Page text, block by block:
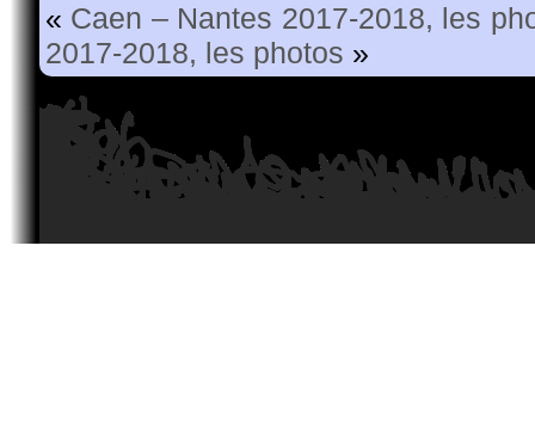
« Caen – Nantes 2017-2018, les
2017-2018, les photos »